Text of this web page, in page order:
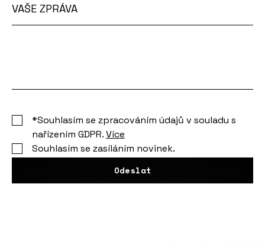
VAŠE ZPRÁVA
*Souhlasím se zpracováním údajů v souladu s
nařízením GDPR.Více
Souhlasím se zasíláním novinek.
Odeslat